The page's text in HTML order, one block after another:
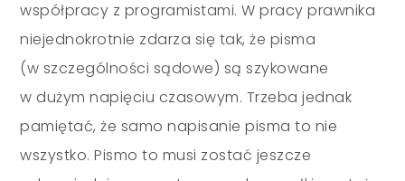
współpracy z programistami. W pracy prawnika
niejednokrotnie zdarza się tak, że pisma
(w szczególności sądowe) są szykowane
w dużym napięciu czasowym. Trzeba jednak
pamiętać, że samo napisanie pisma to nie
wszystko. Pismo to musi zostać jeszcze